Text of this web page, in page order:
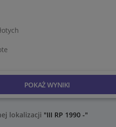
POKAŻ WYNIKI
lokalizacji "III RP 1990 -"